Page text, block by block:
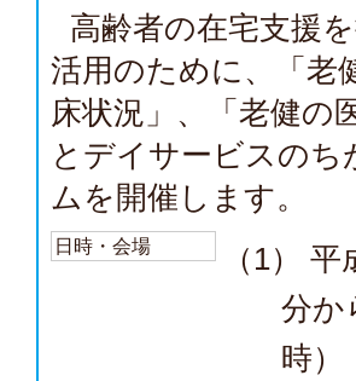
高齢者の在宅支援
活用のために、「老
床状況」、「老健の
とデイサービスの
ムを開催します。
日時・会場
（1）
分か
時）